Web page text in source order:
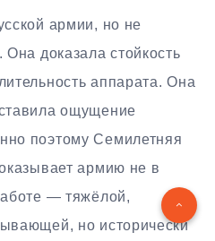
армии, но не
доказала стойкость
аппарата. Она
ощущение
поэтому Семилетняя
армию не в
— тяжёлой,
но исторически